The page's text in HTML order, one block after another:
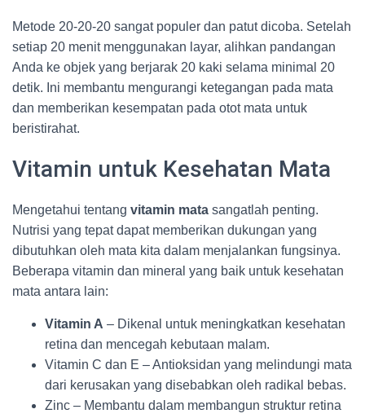
Metode 20-20-20 sangat populer dan patut dicoba. Setelah
setiap 20 menit menggunakan layar, alihkan pandangan
Anda ke objek yang berjarak 20 kaki selama minimal 20
detik. Ini membantu mengurangi ketegangan pada mata
dan memberikan kesempatan pada otot mata untuk
beristirahat.
Vitamin untuk Kesehatan Mata
Mengetahui tentang vitamin mata sangatlah penting.
Nutrisi yang tepat dapat memberikan dukungan yang
dibutuhkan oleh mata kita dalam menjalankan fungsinya.
Beberapa vitamin dan mineral yang baik untuk kesehatan
mata antara lain:
Vitamin A – Dikenal untuk meningkatkan kesehatan
retina dan mencegah kebutaan malam.
Vitamin C dan E – Antioksidan yang melindungi mata
dari kerusakan yang disebabkan oleh radikal bebas.
Zinc – Membantu dalam membangun struktur retina